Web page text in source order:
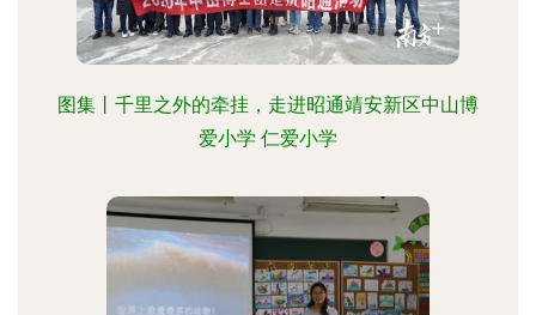
图集丨千里之外的牵挂，走进昭通靖安新区中山博
爱小学 仁爱小学